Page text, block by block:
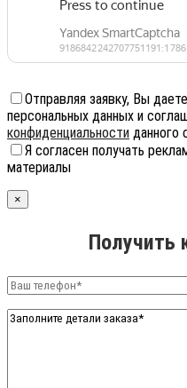
Отправляя заявку, Вы
персональных данных и
конфиденциальности данного
Я согласен получать
материалы
×
Получить